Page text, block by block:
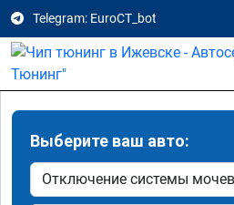
Telegram: EuroCT_bot
Выберите ваш авто: